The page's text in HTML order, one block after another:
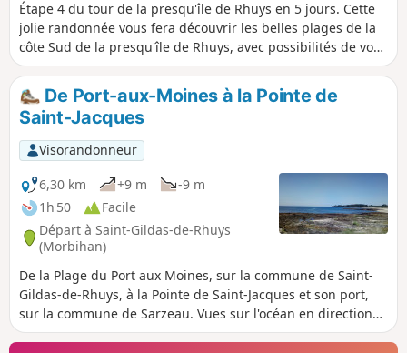
Étape 4 du tour de la presqu'île de Rhuys en 5 jours. Cette
jolie randonnée vous fera découvrir les belles plages de la
côte Sud de la presqu'île de Rhuys, avec possibilités de vous
baigner. Au large, vues sur les îles de Houat, Hoedic et Belle
Île, ainsi que sur la presqu'île de Quiberon. Le Château de
Suscinio, domaine des ducs de Bretagne situé dans un
espace naturel riche en biodiversité, est incontournable
dans le Morbihan.
De Port-aux-Moines à la Pointe de
Saint-Jacques
Visorandonneur
6,30 km
+9 m
-9 m
1h 50
Facile
Départ à Saint-Gildas-de-Rhuys
(Morbihan)
De la Plage du Port aux Moines, sur la commune de Saint-
Gildas-de-Rhuys, à la Pointe de Saint-Jacques et son port,
sur la commune de Sarzeau. Vues sur l'océan en direction
des îles de Houat, Hoedic et Belle-Île. Belle randonnée en